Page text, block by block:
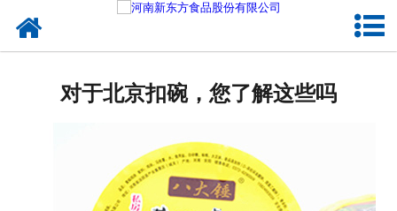
新闻资讯
关于新东方
对于北京扣碗，您了解这些吗